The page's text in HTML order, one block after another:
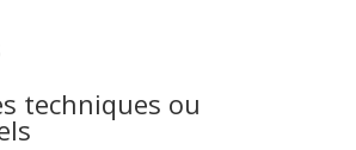
techniques ou